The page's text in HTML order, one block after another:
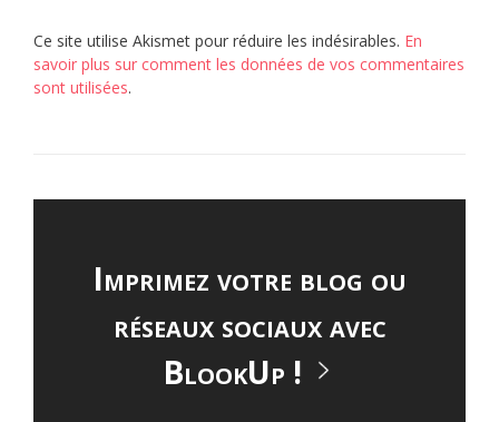
Ce site utilise Akismet pour réduire les indésirables. En
savoir plus sur comment les données de vos commentaires
sont utilisées.
Imprimez votre blog ou
réseaux sociaux avec
BlookUp !